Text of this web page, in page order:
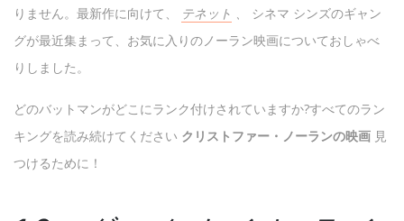
りません。最新作に向けて、
テネット 、
シネマ シンズのギャン
グが最近集まって、お気に入りのノーラン映画についておしゃべ
りしました。
どのバットマンがどこにランク付けされていますか?すべてのラン
キングを読み続けてください クリストファー・ノーランの映画 見
つけるために！